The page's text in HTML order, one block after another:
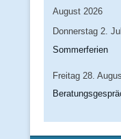
August 2026
Donnerstag 2.
Sommerferien
Freitag 28.